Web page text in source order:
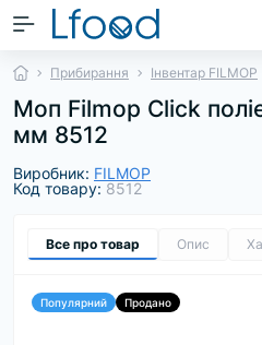
Прибирання Інвентар FILMOP
Моп Filmop Click
мм 8512
Виробник: FILMOP
Код товару: 8512
Все про товар Опис
Популярний Продано